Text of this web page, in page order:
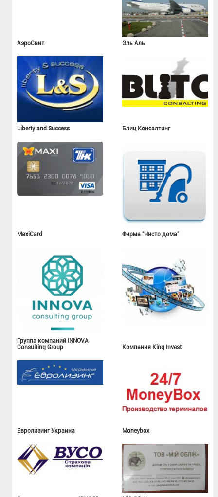
АэроСвит Эль Аль
Liberty and Success Блиц Консалтинг
MaxiCard Фирма "Чисто дома"
Группа компаний INNOVA
Consulting Group
Компания King Invest
Евролизинг Украина Moneybox